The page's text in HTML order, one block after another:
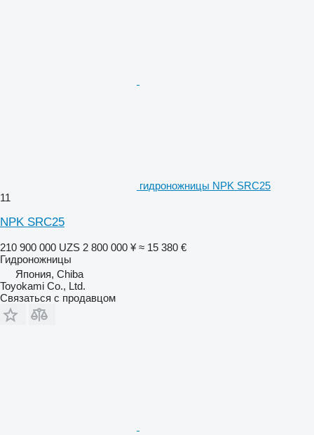
гидроножницы NPK SRC25
11
NPK SRC25
210 900 000 UZS 2 800 000 ¥ ≈ 15 380 €
Гидроножницы
Япония, Chiba
Toyokami Co., Ltd.
Связаться с продавцом